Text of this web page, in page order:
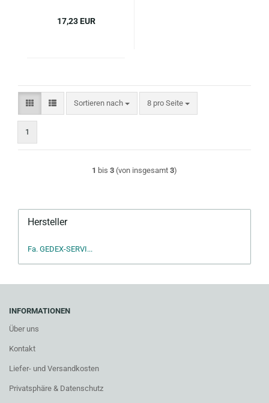
17,23 EUR
Sortieren nach
Sortieren nach 8 pro Seite
pro Seite
1
1 bis 3 (von insgesamt 3)
Hersteller
Fa. GEDEX-SERVI...
INFORMATIONEN
Über uns
Kontakt
Liefer- und Versandkosten
Privatsphäre & Datenschutz